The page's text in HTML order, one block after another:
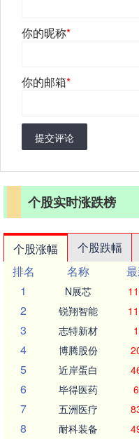
你的昵称*
你的邮箱*
提交评论
个股实时涨跌榜
个股涨幅 个股跌幅
排名
名称
1
N展芯
2 锐翔智能
3 志特新材
4 博腾股份
5 近岸蛋白
6 毕得医药
7 五洲医疗
8 耐科装备